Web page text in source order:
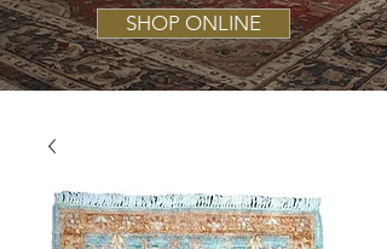
SHOP ONLINE